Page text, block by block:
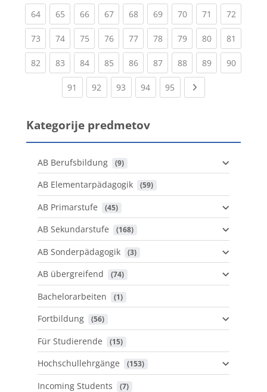
64(current)
65(current)
66(current)
67(current)
68(current)
69(current)
70(current)
71 (current)
72
73(current)
74(current)
75(current)
76(current)
77(current)
78(current)
79(current)
80(current)
81
82(current)
83(current)
84(current)
85(current)
86(current)
87(current)
88(current)
89(current)
90
91 (current)
92 (current)
93 (current)
94(current)
95 (current)Next page
Kategorije predmetov
AB Berufsbildung (9)
AB Elementarpädagogik (59)
AB Primarstufe (45)
AB Sekundarstufe (168)
AB Sonderpädagogik (3)
AB übergreifend (74)
Bachelorarbeiten (1)
Fortbildung (56)
Für Studierende (15)
Hochschullehrgänge (153)
Incoming Students (7)